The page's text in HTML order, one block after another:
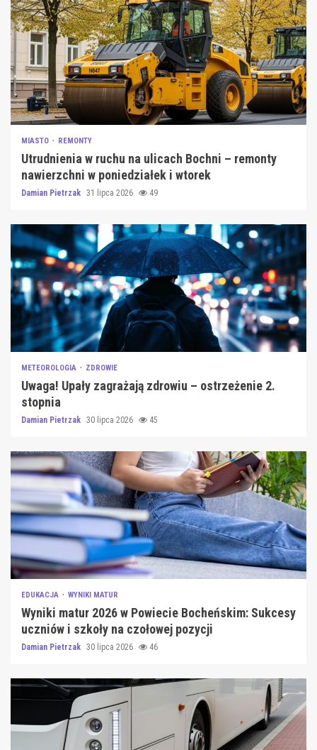
MIASTO REMONTY
Utrudnienia w ruchu na ulicach Bochni – remonty
nawierzchni w poniedziałek i wtorek
Damian Pietrzak 31 lipca 2026 49
METEOROLOGIA ZDROWIE
Uwaga! Upały zagrażają zdrowiu – ostrzeżenie 2.
stopnia
Damian Pietrzak 30 lipca 2026 45
EDUKACJA WYNIKI MATUR
Wyniki matur 2026 w Powiecie Bocheńskim: Sukcesy
uczniów i szkoły na czołowej pozycji
Damian Pietrzak 30 lipca 2026 46